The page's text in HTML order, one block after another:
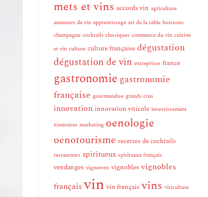
mets et vins accords vin agriculture
amateurs de vin apprentissage art de la table boissons
champagne cocktails classiques commerce du vin cuisine
et vin culture culture française dégustation
dégustation de vin entreprises france
gastronomie gastronomie
française gourmandise grands crus
innovation innovation viticole investissement
itinéraires marketing oenologie
oenotourisme recettes de cocktails
restaurants spiritueux spiritueux français
vendanges vignerons vignobles vignobles
français vin vin français vins viticulture